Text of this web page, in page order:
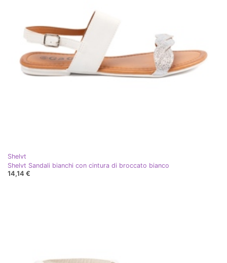
Shelvt
Shelvt Sandali bianchi con cintura di broccato bianco
14,14 €